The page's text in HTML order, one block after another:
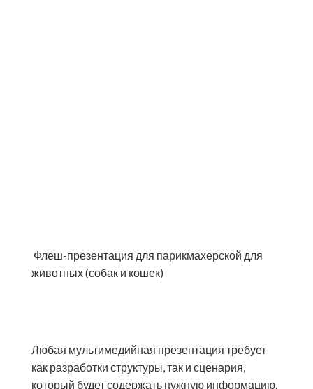
Флеш-презентация для парикмахерской для
животных (собак и кошек)
Любая мультимедийная презентация требует
как разработки структуры, так и сценария,
который будет содержать нужную информацию.